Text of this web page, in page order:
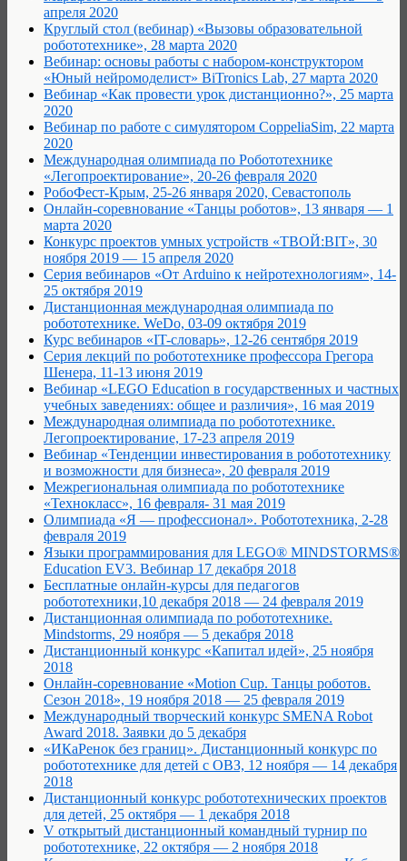
апреля 2020
Круглый стол (вебинар) «Вызовы образовательной
робототехнике», 28 марта 2020
Вебинар: основы работы с набором-конструктором
«Юный нейромоделист» BiTronics Lab, 27 марта 2020
Вебинар «Как провести урок дистанционно?», 25 марта
2020
Вебинар по работе с симулятором CoppeliaSim, 22 марта
2020
Международная олимпиада по Робототехнике
«Легопроектирование», 20-26 февраля 2020
РобоФест-Крым, 25-26 января 2020, Севастополь
Онлайн-соревнование «Танцы роботов», 13 января — 1
марта 2020
Конкурс проектов умных устройств «ТВОЙ:BIT», 30
ноября 2019 — 15 апреля 2020
Серия вебинаров «От Arduino к нейротехнологиям», 14-
25 октября 2019
Дистанционная международная олимпиада по
робототехнике. WeDo, 03-09 октября 2019
Курс вебинаров «IT-словарь», 12-26 сентября 2019
Серия лекций по робототехнике профессора Грегора
Шенера, 11-13 июня 2019
Вебинар «LEGO Education в государственных и частных
учебных заведениях: общее и различия», 16 мая 2019
Международная олимпиада по робототехнике.
Легопроектирование, 17-23 апреля 2019
Вебинар «Тенденции инвестирования в робототехнику
и возможности для бизнеса», 20 февраля 2019
Межрегиональная олимпиада по робототехнике
«Технокласс», 16 февраля- 31 мая 2019
Олимпиада «Я — профессионал». Робототехника, 2-28
февраля 2019
Языки программирования для LEGO® MINDSTORMS®
Education EV3. Вебинар 17 декабря 2018
Бесплатные онлайн-курсы для педагогов
робототехники,10 декабря 2018 — 24 февраля 2019
Дистанционная олимпиада по робототехнике.
Mindstorms, 29 ноября — 5 декабря 2018
Дистанционный конкурс «Капитал идей», 25 ноября
2018
Онлайн-соревнование «Motion Cup. Танцы роботов.
Сезон 2018», 19 ноября 2018 — 25 февраля 2019
Международный творческий конкурс SMENA Robot
Award 2018. Заявки до 5 декабря
«ИКаРенок без границ». Дистанционный конкурс по
робототехнике для детей с ОВЗ, 12 ноября — 14 декабря
2018
Дистанционный конкурс робототехнических проектов
для детей, 25 октября — 1 декабря 2018
V открытый дистанционный командный турнир по
робототехнике, 22 октября — 2 ноября 2018